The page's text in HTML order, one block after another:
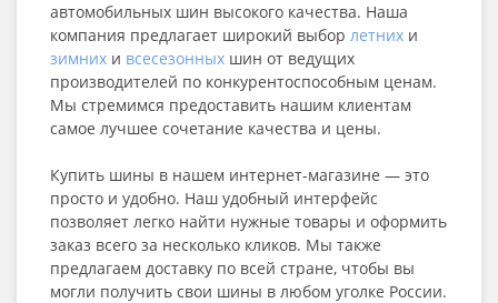
автомобильных шин высокого качества. Наша
компания предлагает широкий выбор летних и
зимних и всесезонных шин от ведущих
производителей по конкурентоспособным ценам.
Мы стремимся предоставить нашим клиентам
самое лучшее сочетание качества и цены.
Купить шины в нашем интернет-магазине — это
просто и удобно. Наш удобный интерфейс
позволяет легко найти нужные товары и оформить
заказ всего за несколько кликов. Мы также
предлагаем доставку по всей стране, чтобы вы
могли получить свои шины в любом уголке России.